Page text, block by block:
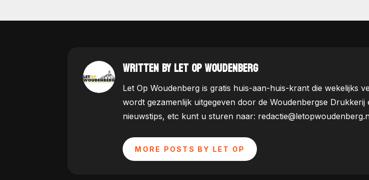
WRITTEN BY LET OP WOUDENBERG
Let Op Woudenberg is gratis huis-aan-huis-krant die wekelijks
wordt gezamenlijk uitgegeven door de Woudenbergse
nieuwstips, etc kunt u sturen naar:
MORE POSTS BY LET OP